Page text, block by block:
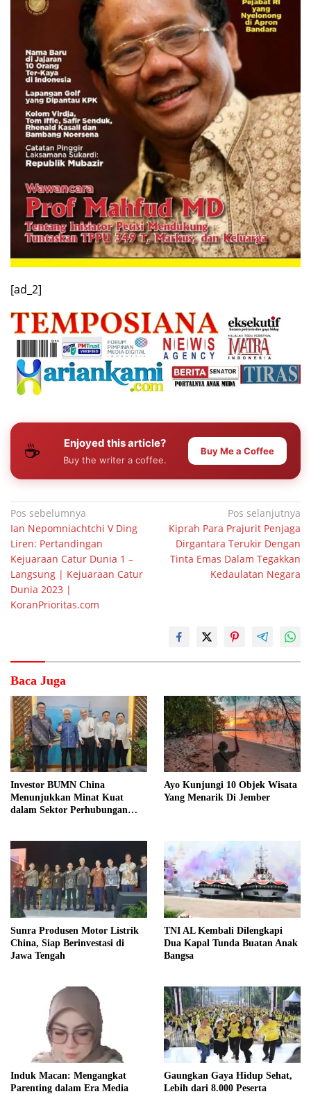
[ad_2]
☕ Enjoyed this article?
Buy the writer a coffee.
Buy Me a Coffee
Navigasi
pos
Pos sebelumnya
Ian Nepomniachtchi V Ding
Liren: Pertandingan
Kejuaraan Catur Dunia 1 –
Langsung | Kejuaraan Catur
Dunia 2023 |
KoranPrioritas.com
Pos selanjutnya
Kiprah Para Prajurit Penjaga
Dirgantara Terukir Dengan
Tinta Emas Dalam Tegakkan
Kedaulatan Negara
Baca Juga
Investor BUMN China
Menunjukkan Minat Kuat
dalam Sektor Perhubungan
Ayo Kunjungi 10 Objek Wisata
Yang Menarik Di Jember
Sunra Produsen Motor Listrik
China, Siap Berinvestasi di
Jawa Tengah
TNI AL Kembali Dilengkapi
Dua Kapal Tunda Buatan Anak
Bangsa
Induk Macan: Mengangkat
Parenting dalam Era Media
Gaungkan Gaya Hidup Sehat,
Lebih dari 8.000 Peserta